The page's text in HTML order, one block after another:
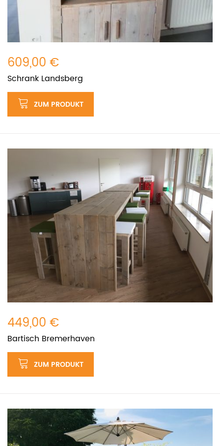
609,00 €
Schrank Landsberg
ZUM PRODUKT
449,00 €
Bartisch Bremerhaven
ZUM PRODUKT